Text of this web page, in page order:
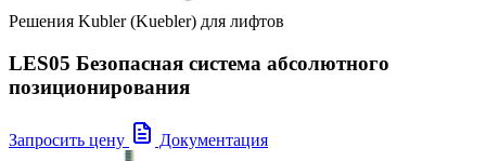
Решения Kubler (Kuebler) для лифтов
LES05 Безопасная система абсолютного
позиционирования
Запросить цену Документация